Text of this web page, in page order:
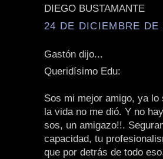
DIEGO BUSTAMANTE
24 DE DICIEMBRE
Gastón dijo...
Queridísimo Edu:
Sos mi mejor amigo, ya
la vida no me dió. Y no
sos, un amigazo!!.
capacidad, tu
que por detrás de todo